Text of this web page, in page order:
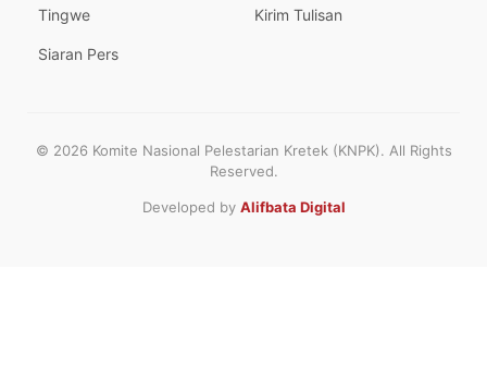
Tingwe
Siaran Pers
Kirim Tulisan
© 2026 Komite Nasional Pelestarian Kretek (KNPK). All Rights
Reserved.
Developed by Alifbata Digital